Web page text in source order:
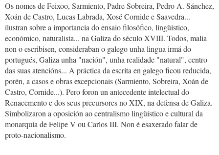
Os nomes de Feixoo, Sarmiento, Padre Sobreira, Pedro A. Sánchez,
Xoán de Castro, Lucas Labrada, Xosé Cornide e Saavedra...
ilustran sobre a importancia do ensaio filosófico, lingüístico,
económico, naturalista... na Galiza do século XVIII. Todos, malia
non o escribisen, consideraban o galego unha lingua irmá do
portugués, Galiza unha "nación", unha realidade "natural", centro
das suas atencións... A práctica da escrita en galego ficou reducida,
porén, a casos e obras excepcionais (Sarmiento, Sobreira, Xoán de
Castro, Cornide...). Pero foron un antecedente intelectual do
Renacemento e dos seus precursores no XIX, na defensa de Galiza.
Simbolizaron a oposición ao centralismo lingüístico e cultural da
monarquía de Felipe V ou Carlos III. Non é esaxerado falar de
proto-nacionalismo.